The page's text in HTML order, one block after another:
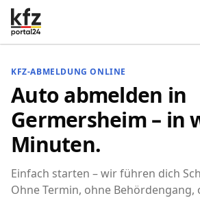
KFZ-ABMELDUNG ONLINE
Auto abmelden in
Germersheim – in
Minuten.
Einfach starten – wir führen dich
Ohne Termin, ohne Behördengang,